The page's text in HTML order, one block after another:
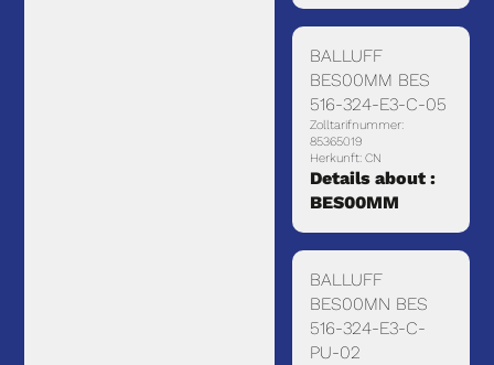
BALLUFF
BES00MM BES
516-324-E3-C-05
Zolltarifnummer:
85365019
Herkunft: CN
Details about :
BES00MM
BALLUFF
BES00MN BES
516-324-E3-C-
PU-02